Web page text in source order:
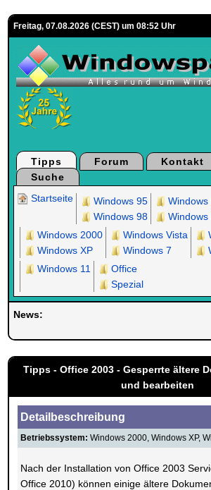
Freitag, 07.08.2026 (CEST) um 08:52 Uhr
Tipps Forum Kontakt
Suche
Startseite
Windows 95
Windows 98
Windows
Windows
Windows 2000
Windows XP
Windows Vista
Windows 7
Windows 11
Office
Spezial
News:
Tipps - Office 2003 - Gesperrte ältere
und bearbeiten
Detailbeschreibung
Betriebssystem: Windows 2000, Windows XP,
Nach der Installation von Office 2003
Office 2010) können einige ältere